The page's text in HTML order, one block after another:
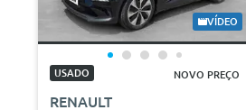
VÍDEO
USADO NOVO PREÇO
RENAULT